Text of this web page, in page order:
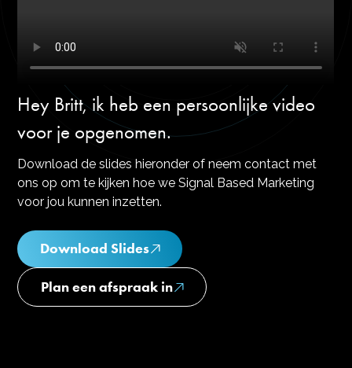
Hey Britt, ik heb een persoonlijke video
voor je opgenomen.
Download de slides hieronder of neem contact met
ons op om te kijken hoe we Signal Based Marketing
voor jou kunnen inzetten.
Download Slides
Plan een afspraak in